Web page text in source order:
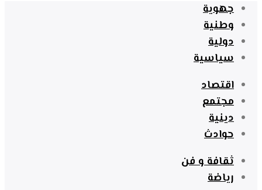
جهوية
وطنية
دولية
سياسية
اقتصاد
مجتمع
دينية
حوادث
ثقافة و فن
رياضة